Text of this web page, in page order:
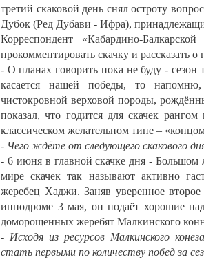
третий скаковой день снял остроту
Дубок (Ред Дубави - Ифра),
Корреспондент «Кабардино-
прокомментировать скачку и рассказать о
- О планах говорить пока не буду - сезон
касается нашей победы, то напомню,
чистокровной верховой породы,
показал, что годится для скачек
классическом желательном типе –
- Чего ждёте от следующего скакового
- 6 июня в главной скачке дня - Большом
мире скачек так называют активно
жеребец Хаджи. Заняв уверенное
ипподроме 3 мая, он подаёт хорошие
доморощенных жеребят Малкинского
- Исходя из ресурсов Малкинского
стать первыми по количеству побед за